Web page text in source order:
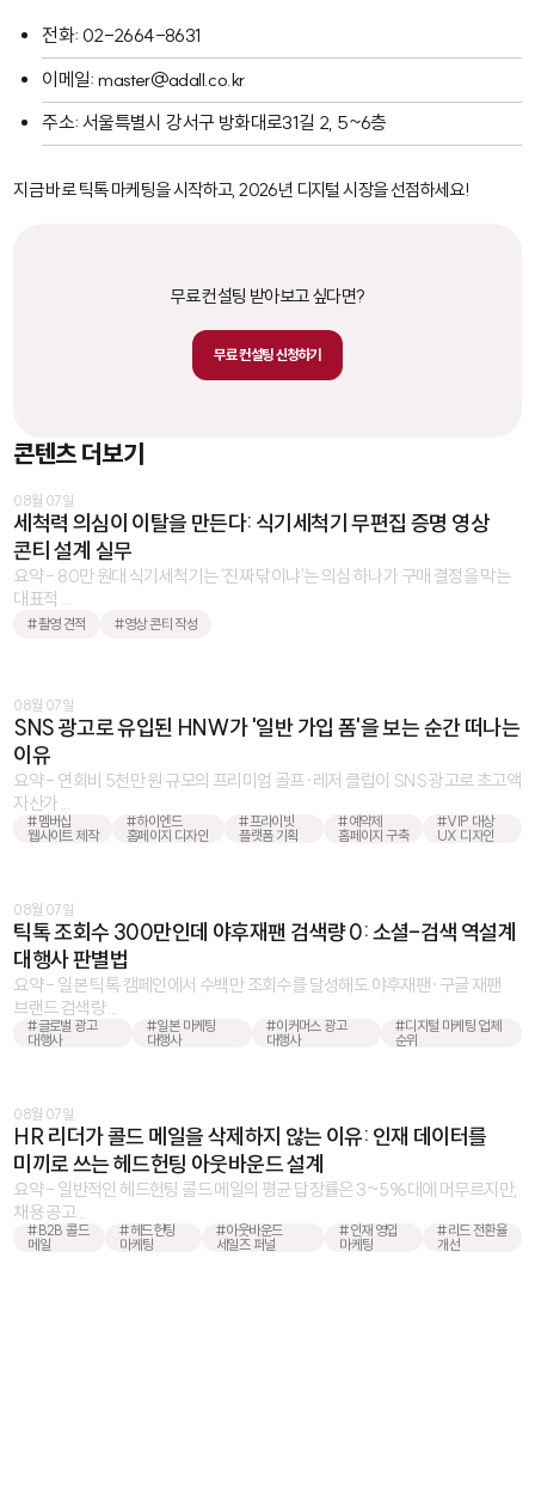
전화: 02-2664-8631
이메일: master@adall.co.kr
주소: 서울특별시 강서구 방화대로31길 2, 5~6층
지금 바로 틱톡 마케팅을 시작하고, 2026년 디지털 시장을 선점하세요!
무료 컨설팅 받아보고 싶다면?
무료 컨설팅 신청하기
콘텐츠 더보기
08월 07일
세척력 의심이 이탈을 만든다: 식기세척기 무편집 증명 영상
콘티 설계 실무
요약 - 80만 원대 식기세척기는 '진짜 닦이냐'는 의심 하나가 구매 결정을 막는
대표적 ...
#촬영 견적 #영상 콘티 작성
08월 07일
SNS 광고로 유입된 HNW가 '일반 가입 폼'을 보는 순간 떠나는
이유
요약 - 연회비 5천만 원 규모의 프리미엄 골프·레저 클럽이 SNS 광고로 초고액
자산가 ...
#멤버십
웹사이트 제작
#하이엔드
홈페이지 디자인
#프라이빗
플랫폼 기획
#예약제
홈페이지 구축
#VIP 대상
UX 디자인
08월 07일
틱톡 조회수 300만인데 야후재팬 검색량 0: 소셜-검색 역설계
대행사 판별법
요약 - 일본 틱톡 캠페인에서 수백만 조회수를 달성해도 야후재팬·구글 재팬
브랜드 검색량 ...
#글로벌 광고
대행사
#일본 마케팅
대행사
#이커머스 광고
대행사
#디지털 마케팅 업체
순위
08월 07일
HR 리더가 콜드 메일을 삭제하지 않는 이유: 인재 데이터를
미끼로 쓰는 헤드헌팅 아웃바운드 설계
요약 - 일반적인 헤드헌팅 콜드 메일의 평균 답장률은 3~5%대에 머무르지만,
채용 공고 ...
#B2B 콜드
메일
#헤드헌팅
마케팅
#아웃바운드
세일즈 퍼널
#인재 영입
마케팅
#리드 전환율
개선